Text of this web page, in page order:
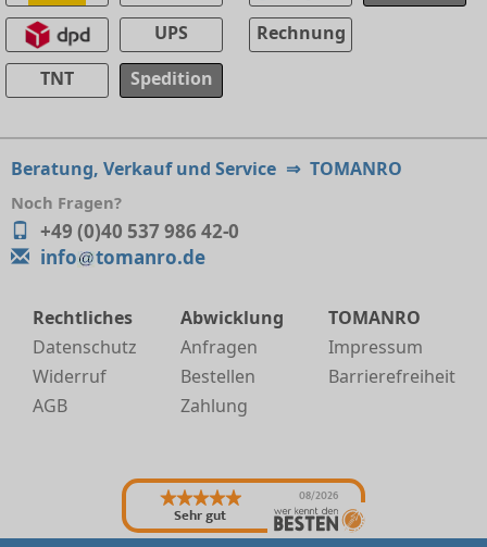
UPS
TNT
Spedition
Rechnung
Beratung, Verkauf und Service ⇒ TOMANRO
Noch Fragen?
+49 (0)40 537 986 42-0
info
tomanro.de
Rechtliches
Datenschutz
Widerruf
AGB
Abwicklung
Anfragen
Bestellen
Zahlung
TOMANRO
Impressum
Barrierefreiheit
Sehr gut
08/2026